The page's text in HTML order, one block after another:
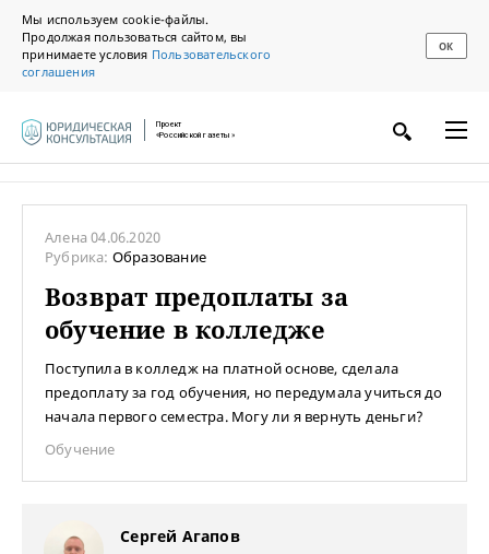
Мы используем cookie-файлы.
Продолжая пользоваться сайтом, вы
принимаете условия Пользовательского
соглашения
ОК
Проект
«Российской газеты»
Алена04.06.2020
Рубрика: Образование
Возврат предоплаты за
обучение в колледже
Поступила в колледж на платной основе, сделала
предоплату за год обучения, но передумала учиться до
начала первого семестра. Могу ли я вернуть деньги?
Обучение
Сергей Агапов